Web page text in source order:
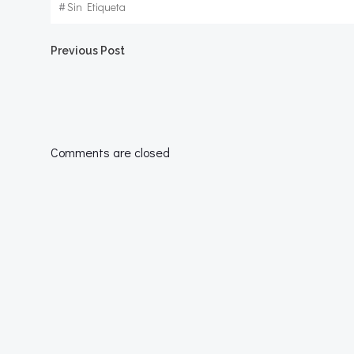
#Sin Etiqueta
Navegación
las
Previous Post
Comments are closed